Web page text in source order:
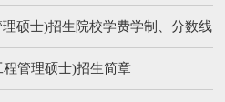
硕士)招生院校学费学制、分数线
管理硕士)招生简章